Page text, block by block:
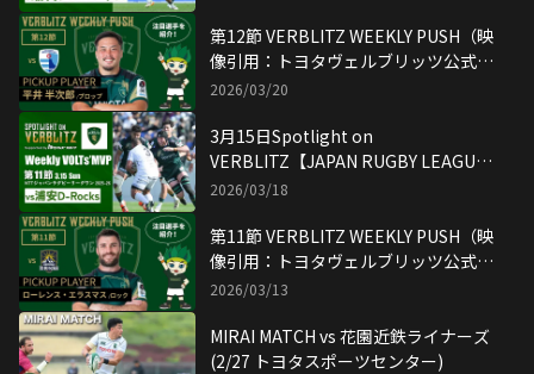
第12節 VERBLITZ WEEKLY PUSH（映
像引用：トヨタヴェルブリッツ公式
YouTubeチャンネル）
2026/03/20
3月15日Spotlight on
VERBLITZ【JAPAN RUGBY LEAGUE
ONE】映像引用：トヨタヴェルブリッ
2026/03/18
第11節 VERBLITZ WEEKLY PUSH（映
像引用：トヨタヴェルブリッツ公式
YouTubeチャンネル）
2026/03/13
MIRAI MATCH vs 花園近鉄ライナーズ
(2/27 トヨタスポーツセンター)